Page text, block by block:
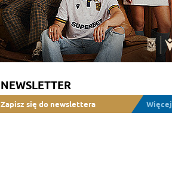
NEWSLETTER
Zapisz się do newslettera Więcej